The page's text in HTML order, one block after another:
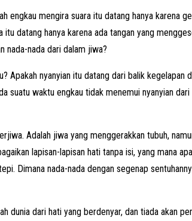
engkau mengira suara itu datang hanya karena
datang hanya karena ada tangan yang
nada-nada dari dalam jiwa?
nyanyian itu datang dari balik
waktu engkau tidak menemui nyanyian
Adalah jiwa yang menggerakkan tubuh,
lapisan-lapisan hati tanpa isi, yang mana
Dimana nada-nada dengan segenap
dunia dari hati yang berdenyar, dan tiada akan